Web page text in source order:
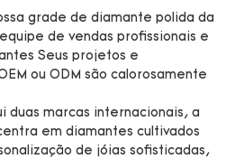
grade de diamante polida da
de vendas profissionais e
Seus projetos e
ou ODM são calorosamente
duas marcas internacionais, a
em diamantes cultivados
de jóias sofisticadas,